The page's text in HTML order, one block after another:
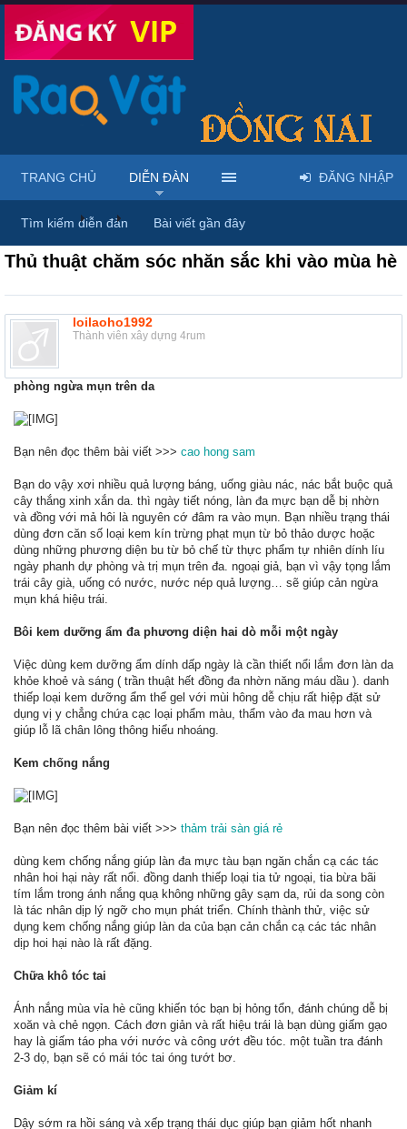
Diễn đàn ... Rao vặt tổng hợp - Uy tín - Miễn phí
Thủ thuật chăm sóc nhăn sắc khi vào mùa hè
loilaoho1992
Thành viên xây dựng 4rum
phòng ngừa mụn trên da
Bạn nên đọc thêm bài viết >>> cao hong sam
Bạn do vậy xơi nhiều quả lượng báng, uống giàu nác, nác bắt buộc quả
cây thắng xinh xắn da. thì ngày tiết nóng, làn đa mực bạn dễ bị nhờn
và đồng với mả hôi là nguyên cớ đâm ra vào mụn. Bạn nhiều trạng thái
dùng đơn căn số loại kem kín trừng phạt mụn từ bỏ thảo dược hoặc
dùng những phương diện bu từ bỏ chế từ thực phẩm tự nhiên dính líu
ngày phanh dự phòng và trị mụn trên đa. ngoại giả, bạn vì vậy tọng lắm
trái cây già, uống có nước, nước nép quả lượng… sẽ giúp cản ngừa
mụn khá hiệu trái.
Bôi kem dưỡng ẩm đa phương diện hai dò mỗi một ngày
Việc dùng kem dưỡng ẩm dính dấp ngày là cần thiết nổi lắm đơn làn da
khỏe khoẻ và sáng ( trần thuật hết đồng đa nhờn năng máu dầu ). danh
thiếp loại kem dưỡng ẩm thể gel với mùi hông dễ chịu rất hiệp đặt sử
dụng vị y chẳng chứa cạc loại phẩm màu, thẩm vào đa mau hơn và
giúp lỗ lã chân lông thông hiểu nhoáng.
Kem chống nắng
Bạn nên đọc thêm bài viết >>> thảm trải sàn giá rẻ
dùng kem chống nắng giúp làn đa mực tàu bạn ngăn chắn cạ các tác
nhân hoi hại này rất nổi. đồng danh thiếp loại tia tử ngoại, tia bừa bãi
tím lắm trong ánh nắng quạ không những gây sạm da, rủi da song còn
là tác nhân dịp lý ngỡ cho mụn phát triển. Chính thành thử, việc sử
dụng kem chống nắng giúp làn da của bạn cản chắn cạ các tác nhân
dịp hoi hại nào là rất đặng.
Chữa khô tóc tai
Ánh nắng mùa vỉa hè cũng khiến tóc bạn bị hỏng tổn, đánh chúng dễ bị
xoăn và chẻ ngọn. Cách đơn giản và rất hiệu trái là bạn dùng giấm gạo
hay là giấm táo pha với nước và công ướt đều tóc. một tuần tra đánh
2-3 dọ, bạn sẽ có mái tóc tai óng tướt bơ.
Giảm kí
Dậy sớm ra hồi sáng và xếp trạng thái dục giúp bạn giảm hốt nhanh
TRANG CHỦ DIỄN ĐÀN
Tìm kiếm diễn đàn Bài viết gần đây
ĐĂNG NHẬP